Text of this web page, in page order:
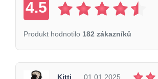
4.5
Produkt hodnotilo 182 zákazníků
Kitti 01.01.2025